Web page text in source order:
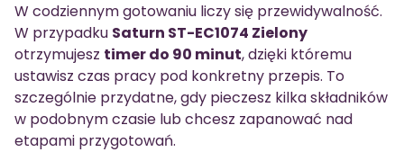
W codziennym gotowaniu liczy się przewidywalność.
W przypadku Saturn ST-EC1074 Zielony
otrzymujesz timer do 90 minut, dzięki któremu
ustawisz czas pracy pod konkretny przepis. To
szczególnie przydatne, gdy pieczesz kilka składników
w podobnym czasie lub chcesz zapanować nad
etapami przygotowań.